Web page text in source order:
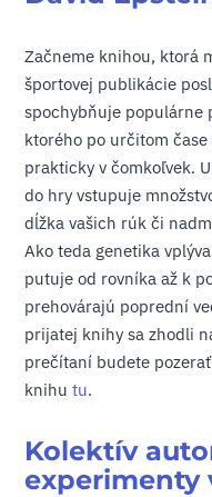
Začneme knihou, ktorá
športovej publikácie
spochybňuje populárne
ktorého po určitom
prakticky v čomkoľvek.
do hry vstupuje
dĺžka vašich rúk či
Ako teda genetika
putuje od rovníka až k
prehovárajú poprední
prijatej knihy sa zhodli
prečítaní budete
knihu tu.
Kolektív
experimenty